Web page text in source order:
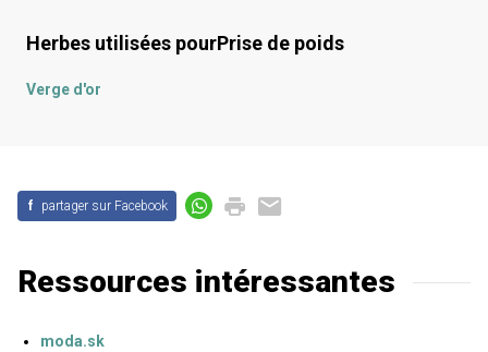
Herbes utilisées pourPrise de poids
Verge d'or
f partager sur Facebook
Ressources intéressantes
moda.sk